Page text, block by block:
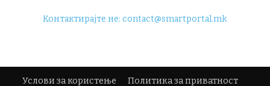
Контактирајте не:contact@smartportal.mk
Услови за користење Политика за приватност